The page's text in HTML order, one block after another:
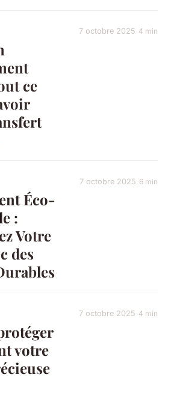
ce
7 octobre 2025 4 min
Éco-
:
Votre
des
7 octobre 2025 6 min
votre
7 octobre 2025 4 min